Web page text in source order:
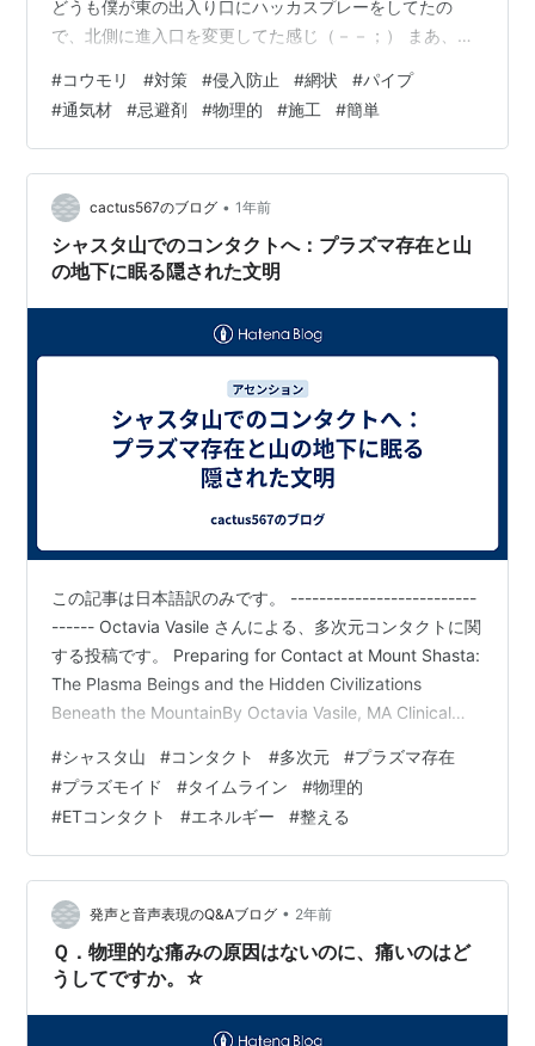
どうも僕が東の出入り口にハッカスプレーをしてたの
で、北側に進入口を変更してた感じ（－－；） まあ、確
①屋根裏点検口を開けて忌避剤を炊く レック(LEC) バル
サン ネズミよけ + 不快害虫駆除用 燻煙剤 3個入 (6~8
畳・10~13㎡ 相当空間) 水始動タイプ/有効成分ぺルメト
リン配合 バルサン Amazon これね。 ②西側を塞ぐ。
③進入口の東側を塞ぐ ④屋…
#コウモリ #対策 #侵入防止 #網状 #パイプ
#通気材 #忌避剤 #物理的 #施工 #簡単
cactus567のブログ • 1年前
シャスタ山でのコンタクトへ：プラズマ存在と山
の地下に眠る隠された文明
この記事は日本語訳のみです。 --------------------------
------ Octavia Vasile さんによる、多次元コンタクトに関
する投稿です。 Preparing for Contact at Mount Shasta:
The Plasma Beings and the Hidden Civilizations
Beneath the MountainBy Octavia Vasile, MA Clinical
備える：プラズマ存在と山の地下に眠る隠された文明オ
クタヴィア・ヴァシル（臨床心理…
#シャスタ山 #コンタクト #多次元 #プラズマ存在
#プラズモイド #タイムライン #物理的
#ETコンタクト #エネルギー #整える
発声と音声表現のQ&Aブログ • 2年前
Ｑ．物理的な痛みの原因はないのに、痛いのはど
うしてですか。☆